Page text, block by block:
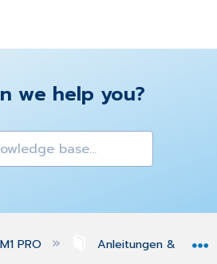
we help you?
global hierarchy
PRO Anleitungen &